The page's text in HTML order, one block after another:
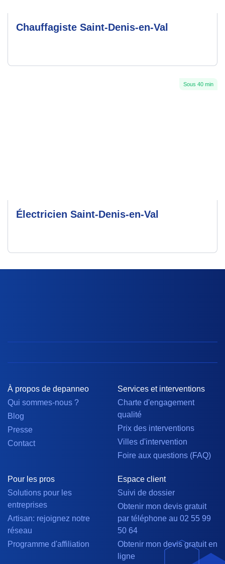
Chauffagiste Saint-Denis-en-Val
Sous 40 min
Électricien Saint-Denis-en-Val
À propos de depanneo
Qui sommes-nous ?
Blog
Presse
Contact
Services et interventions
Charte d'engagement
qualité
Prix des interventions
Villes d'intervention
Foire aux questions (FAQ)
Pour les pros
Solutions pour les
entreprises
Artisan: rejoignez notre
réseau
Programme d'affiliation
Espace client
Suivi de dossier
Obtenir mon devis gratuit
par téléphone au 02 55 99
50 64
Obtenir mon devis gratuit en
ligne